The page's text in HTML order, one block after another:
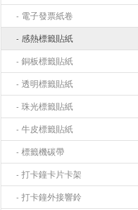
- 電子發票紙卷
- 感熱標籤貼紙
- 銅板標籤貼紙
- 透明標籤貼紙
- 珠光標籤貼紙
- 牛皮標籤貼紙
- 標籤機碳帶
- 打卡鐘卡片卡架
- 打卡鐘外接響鈴